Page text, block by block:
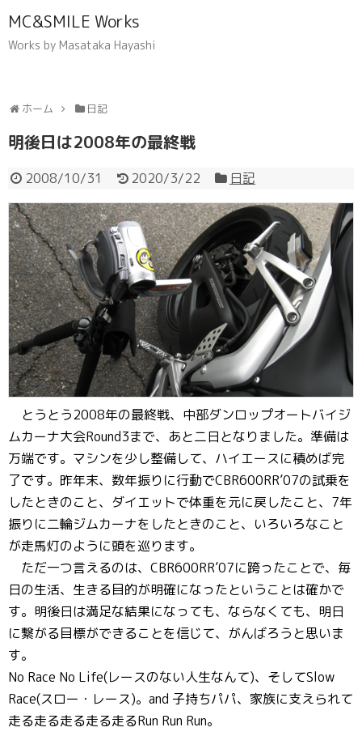
MC&SMILE Works
Works by Masataka Hayashi
ホーム 日記
明後日は2008年の最終戦
2008/10/31 2020/3/22 日記
とうとう2008年の最終戦、中部ダンロップオートバイジ
ムカーナ大会Round3まで、あと二日となりました。準備は
万端です。マシンを少し整備して、ハイエースに積めば完
了です。昨年末、数年振りに行動でCBR600RR’07の試乗を
したときのこと、ダイエットで体重を元に戻したこと、7年
振りに二輪ジムカーナをしたときのこと、いろいろなこと
が走馬灯のように頭を巡ります。
ただ一つ言えるのは、CBR600RR’07に跨ったことで、毎
日の生活、生きる目的が明確になったということは確かで
す。明後日は満足な結果になっても、ならなくても、明日
に繋がる目標ができることを信じて、がんばろうと思いま
す。
No Race No Life(レースのない人生なんて)、そしてSlow
Race(スロー・レース)。and 子持ちパパ、家族に支えられて
走る走る走る走る走るRun Run Run。